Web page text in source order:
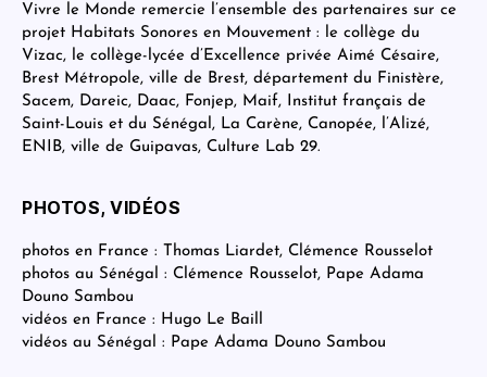
Vivre le Monde remercie l’ensemble des partenaires sur ce
projet Habitats Sonores en Mouvement : le collège du
Vizac, le collège-lycée d’Excellence privée Aimé Césaire,
Brest Métropole, ville de Brest, département du Finistère,
Sacem, Dareic, Daac, Fonjep, Maif, Institut français de
Saint-Louis et du Sénégal, La Carène, Canopée, l’Alizé,
ENIB, ville de Guipavas, Culture Lab 29.
PHOTOS, VIDÉOS
photos en France : Thomas Liardet, Clémence Rousselot
photos au Sénégal : Clémence Rousselot, Pape Adama
Douno Sambou
vidéos en France : Hugo Le Baill
vidéos au Sénégal : Pape Adama Douno Sambou